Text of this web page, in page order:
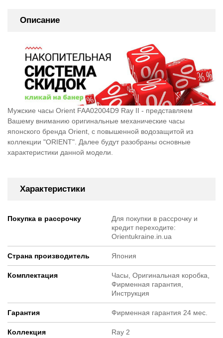
Описание
Мужские часы Orient FAA02004D9 Ray II - представляем
Вашему вниманию оригинальные механические часы
японского бренда Orient, c повышенной водозащитой из
коллекции "ORIENT". Далее будут разобраны основные
характеристики данной модели.
Характеристики
Покупка в рассрочку
Для покупки в рассрочку и
кредит переходите:
Orientukraine.in.ua
Страна производитель Япония
Комплектация
Часы, Оригинальная коробка,
Фирменная гарантия,
Инструкция
Гарантия Фирменная гарантия 24 мес.
Коллекция Ray 2